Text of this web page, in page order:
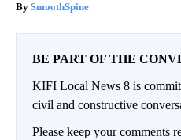
SmoothSpine
BE PART OF THE
KIFI Local News 8 is
civil and constructive
Please keep your comments